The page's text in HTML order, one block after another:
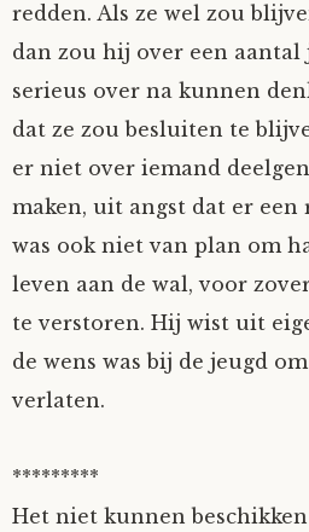
redden. Als ze wel zou
dan zou hij over een
serieus over na kunnen
dat ze zou besluiten te
er niet over iemand
maken, uit angst dat er
was ook niet van plan om
leven aan de wal, voor
te verstoren. Hij wist uit
de wens was bij de jeugd
verlaten.
*********
Het niet kunnen